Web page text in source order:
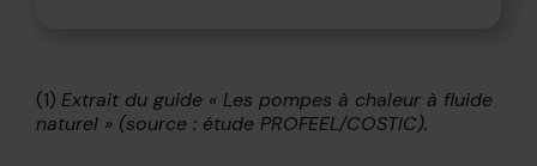
(1) Extrait du guide « Les pompes à chaleur à fluide
naturel » (source : étude PROFEEL/COSTIC).